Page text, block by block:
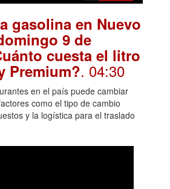
gasolina en Nuevo
9 de
cuesta el litro
Premium?. 04:30
en el país puede cambiar
como el tipo de cambio
y la logística para el traslado